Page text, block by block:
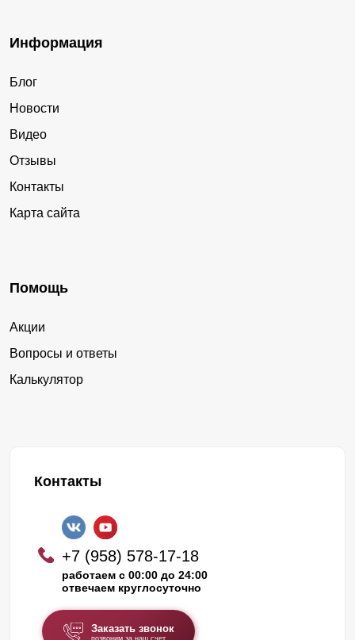
Информация
Блог
Новости
Видео
Отзывы
Контакты
Карта сайта
Помощь
Акции
Вопросы и ответы
Калькулятор
Контакты
+7 (958) 578-17-18
работаем с 00:00 до 24:00
отвечаем круглосуточно
Заказать звонок